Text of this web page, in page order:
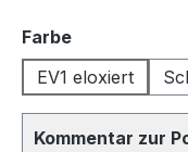
Farbeauswählen
EV1 eloxiert
Kommentar zur